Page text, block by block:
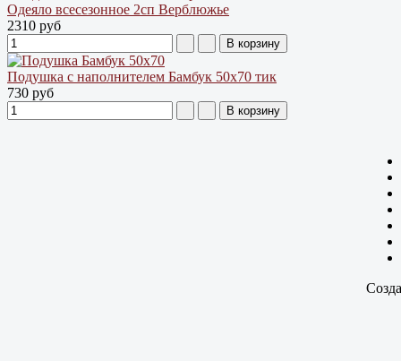
Одеяло всесезонное 2сп Верблюжье
2310 руб
Подушка с наполнителем Бамбук 50х70 тик
730 руб